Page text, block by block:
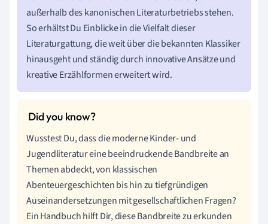
außerhalb des kanonischen Literaturbetriebs stehen.
So erhältst Du Einblicke in die Vielfalt dieser
Literaturgattung, die weit über die bekannten Klassiker
hinausgeht und ständig durch innovative Ansätze und
kreative Erzählformen erweitert wird.
Wusstest Du, dass die moderne Kinder- und
Jugendliteratur eine beeindruckende Bandbreite an
Themen abdeckt, von klassischen
Abenteuergeschichten bis hin zu tiefgründigen
Auseinandersetzungen mit gesellschaftlichen Fragen?
Ein Handbuch hilft Dir, diese Bandbreite zu erkunden